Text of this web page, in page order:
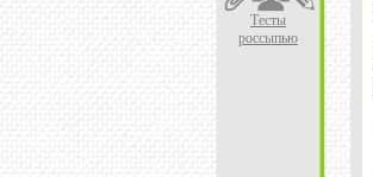
Тесты
россыпью